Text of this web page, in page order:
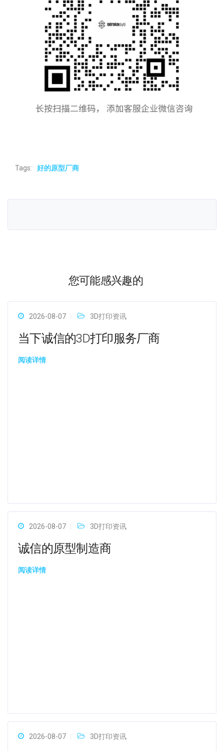
Tags: 好的原型厂商
您可能感兴趣的
2026-08-07 3D打印资讯
当下诚信的3D打印服务厂商
阅读详情
2026-08-07 3D打印资讯
诚信的原型制造商
阅读详情
2026-08-07 3D打印资讯